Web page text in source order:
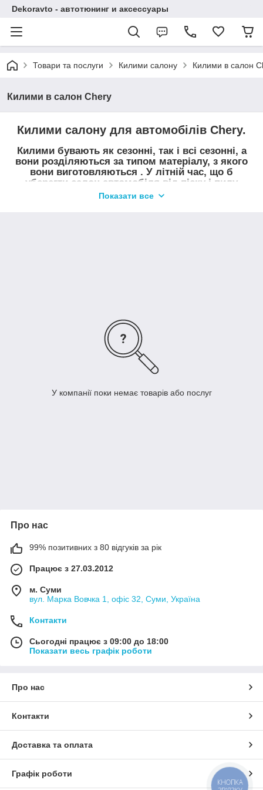
Dekoravto - автотюнинг и аксессуары
Товари та послуги Килими салону Килими в салон
Килими в салон Chery
Килими салону для автомобілів Chery.
Килими бувають як сезонні, так і всі сезонні, а
вони розділяються за типом матеріалу, з якого
вони виготовляються . У літній час, що б
уберегти салон автомобіля від піску і пилу
найчастіше використовують килими з ворсу, в
Показати все
У компанії поки немає товарів або послуг
Про нас
99% позитивних з 80 відгуків за рік
Працює з 27.03.2012
м. Суми
вул. Марка Вовчка 1, офіс 32, Суми, Україна
Контакти
Сьогодні працює з 09:00 до 18:00
Показати весь графік роботи
Про нас
Контакти
Доставка та оплата
Графік роботи
КНОПКА